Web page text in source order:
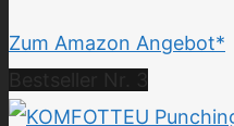
Zum Amazon Angebot*